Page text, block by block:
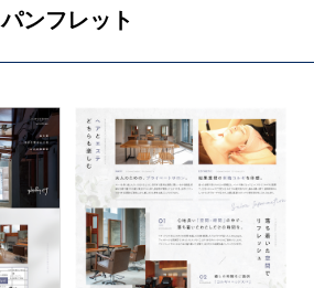
パンフレット